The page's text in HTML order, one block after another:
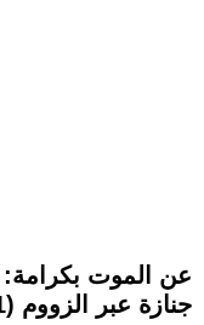
عن الموت
جنازة عبر الزووم (1)